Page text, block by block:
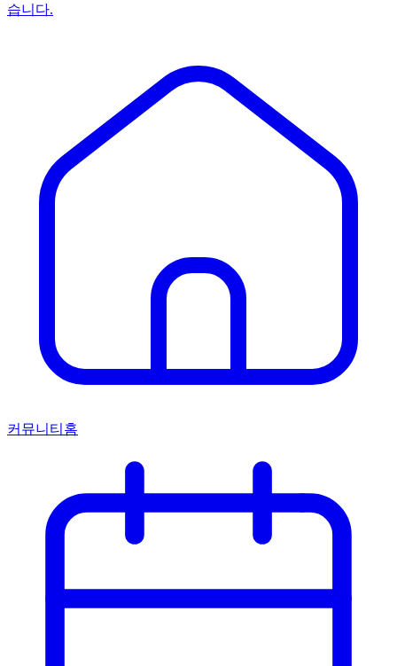
습니다.
커뮤니티홈